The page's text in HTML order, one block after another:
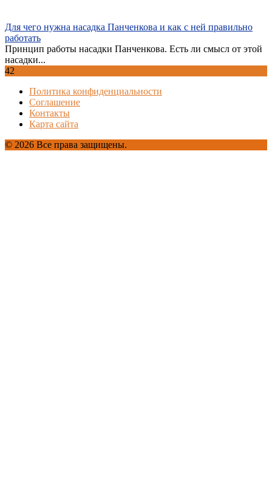
Для чего нужна насадка Панченкова и как с ней правильно
работать
Принцип работы насадки Панченкова. Есть ли смысл от этой
насадки...
42
Политика конфиденциальности
Соглашение
Контакты
Карта сайта
© 2026 Все права защищены.